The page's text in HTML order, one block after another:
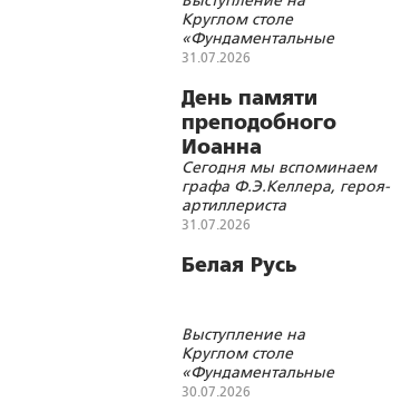
событий и
территорий
Круглом столе
«Фундаментальные
основы Союзного
современные
геополитические
вызовы»
31.07.2026
День памяти
преподобного
Иоанна
Многострадального
Сегодня мы вспоминаем
графа Ф.Э.Келлера, героя-
артиллериста
П.Е.Татаркина и академика
31.07.2026
Белая Русь
Выступление на
Круглом столе
«Фундаментальные
основы Союзного
30.07.2026